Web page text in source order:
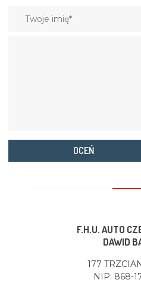
OCEŃ
F.H.U. AUTO
DAWID
177
NIP: 868-